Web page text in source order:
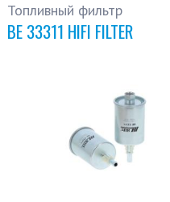
Топливный фильтр
BE 33311 HIFI FILTER